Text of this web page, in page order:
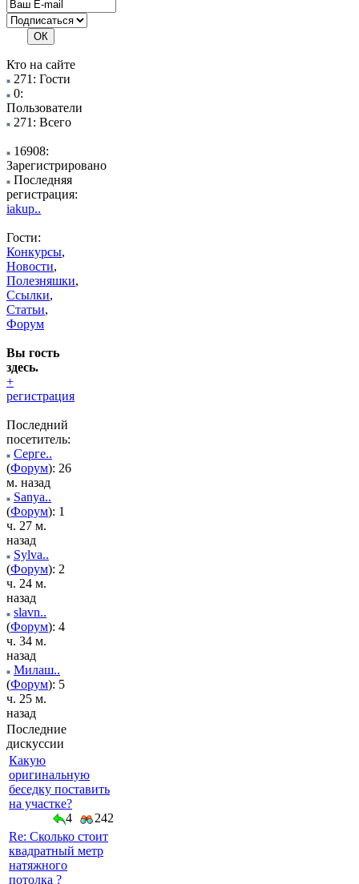
Кто на сайте
271: Гости
0:
Пользователи
271: Всего
16908:
Зарегистрировано
Последняя
регистрация:
iakup..
Гости:
Конкурсы,
Новости,
Полезняшки,
Ссылки,
Статьи,
Форум
Вы гость
здесь.
+
регистрация
Последний
посетитель:
Серге..
(Форум): 26
м. назад
Sanya..
(Форум): 1
ч. 27 м.
назад
Sylva..
(Форум): 2
ч. 24 м.
назад
slavn..
(Форум): 4
ч. 34 м.
назад
Милаш..
(Форум): 5
ч. 25 м.
назад
Последние
дискуссии
Какую
оригинальную
беседку поставить
на участке?
4
242
Re: Сколько стоит
квадратный метр
натяжного
потолка ?